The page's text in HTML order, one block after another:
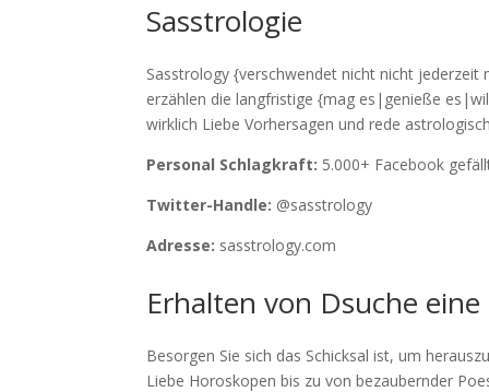
Sasstrologie
Sasstrology {verschwendet nicht nicht
erzählen die langfristige {mag es|genieße
wirklich Liebe Vorhersagen und rede
Personal Schlagkraft: 5.000+ Facebook
Twitter-Handle: @sasstrology
Adresse: sasstrology.com
Erhalten von Dsuche
Besorgen Sie sich das Schicksal ist, um
Liebe Horoskopen bis zu von bezaubernder